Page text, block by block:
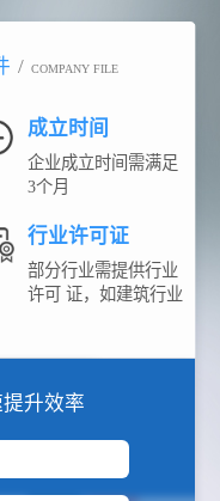
/ COMPANY FILE
成立时间
企业成立时间需满足
3个月
行业许可证
部分行业需提供行业
许可 证，如建筑行业
升效率